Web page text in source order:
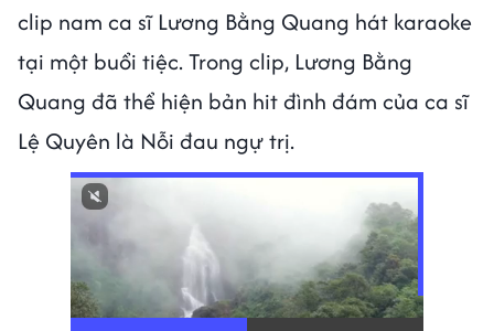
clip nam ca sĩ Lương Bằng Quang hát karaoke
tại một buổi tiệc. Trong clip, Lương Bằng
Quang đã thể hiện bản hit đình đám của ca sĩ
Lệ Quyên là Nỗi đau ngự trị.